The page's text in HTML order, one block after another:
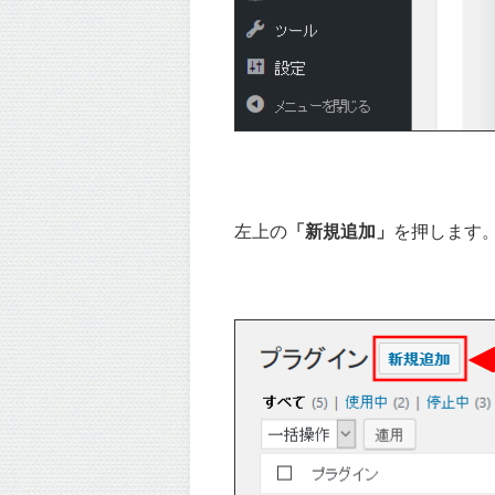
左上の 「新規追加」 を押します